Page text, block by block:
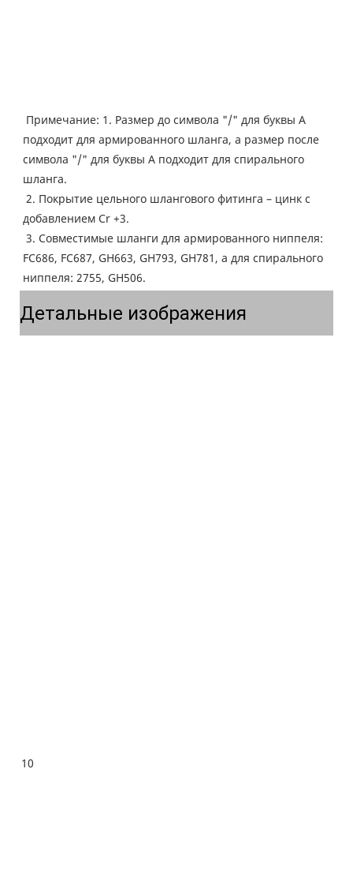
Примечание: 1. Размер до символа "/" для буквы A
подходит для армированного шланга, а размер после
символа "/" для буквы A подходит для спирального
шланга.
2. Покрытие цельного шлангового фитинга – цинк с
добавлением Cr +3.
3. Совместимые шланги для армированного ниппеля:
FC686, FC687, GH663, GH793, GH781, а для спирального
ниппеля: 2755, GH506.
Детальные изображения